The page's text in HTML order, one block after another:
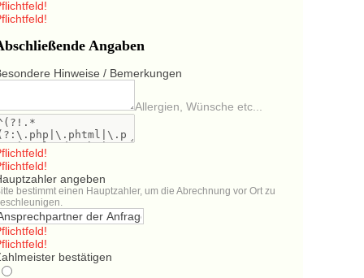
Angaben
Hinweise / Bemerkungen
Allergien, Wünsche etc...
angeben
bestimmt einen Hauptzahler, um die Abrechnung vor Ort zu
bestätigen